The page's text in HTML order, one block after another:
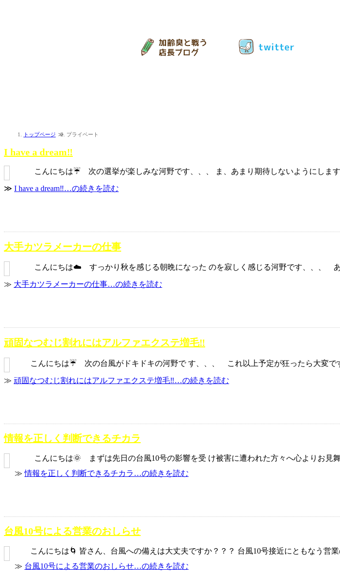
トップページ プライベート
I have a dream‼️
こんにちは☔️ 次の選挙が楽しみな河野です、、、 ま、あまり期待しないようにしま
≫ I have a dream‼️…の続きを読む
大手カツラメーカーの仕事
こんにちは☁️ すっかり秋を感じる朝晩になった のを寂しく感じる河野です、、、 あ
≫ 大手カツラメーカーの仕事…の続きを読む
頑固なつむじ割れにはアルファエクステ増毛‼️
こんにちは☔️ 次の台風がドキドキの河野で す、、、 これ以上予定が狂ったら大変で
≫ 頑固なつむじ割れにはアルファエクステ増毛‼️…の続きを読む
情報を正しく判断できるチカラ
こんにちは🌞 まずは先日の台風10号の影響を受 け被害に遭われた方々へ心よりお見
≫情報を正しく判断できるチカラ…の続きを読む
台風10号による営業のおしらせ
こんにちは🌀 皆さん、台風への備えは大丈夫ですか？？？ 台風10号接近にともなう営
≫ 台風10号による営業のおしらせ…の続きを読む